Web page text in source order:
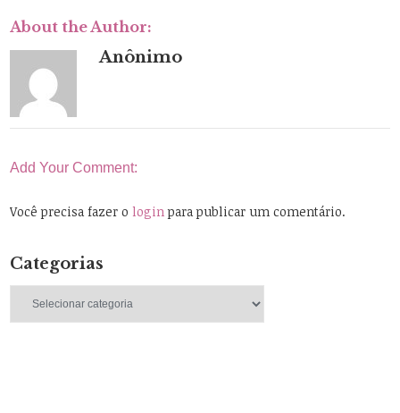
About the Author:
Anônimo
Add Your Comment:
Você precisa fazer ologin para publicar um comentário.
Categorias